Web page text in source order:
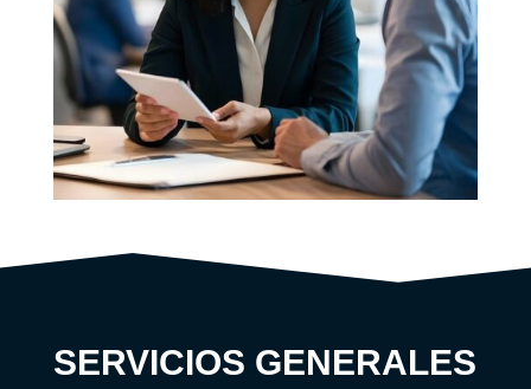
SERVICIOS GENERALES